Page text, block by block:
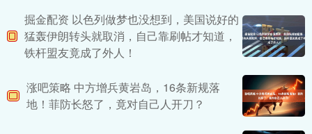
掘金配资 以色列做梦也没想到，美国说好的
猛轰伊朗转头就取消，自己靠刷帖才知道，
铁杆盟友竟成了外人！
涨吧策略 中方增兵黄岩岛，16条新规落
地！菲防长怒了，竟对自己人开刀？